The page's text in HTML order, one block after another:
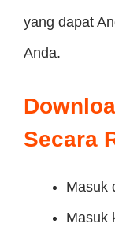
yang dapat
Anda.
Secara
Masuk
Masuk